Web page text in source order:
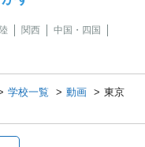
関西
中国・四国
学校一覧 動画
東京